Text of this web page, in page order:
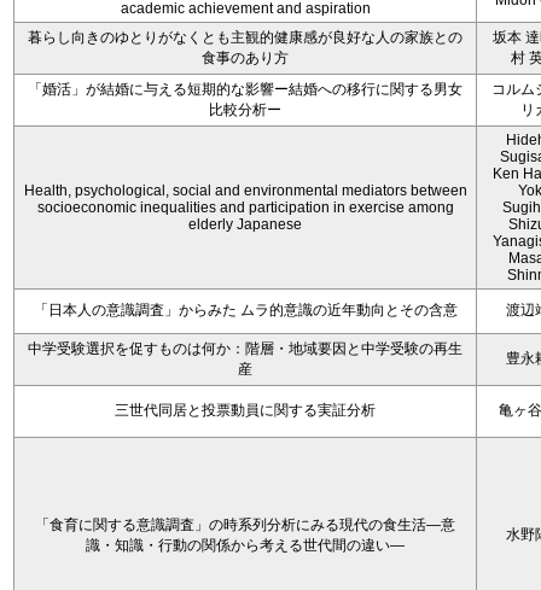
academic achievement and aspiration
暮らし向きのゆとりがなくとも主観的健康感が良好な人の家族との
食事のあり方
坂本
村
「婚活」が結婚に与える短期的な影響ー結婚への移行に関する男女
比較分析ー
コルム
リ
Health, psychological, social and environmental mediators between
socioeconomic inequalities and participation in exercise among
elderly Japanese
Ken
「日本人の意識調査」からみた ムラ的意識の近年動向とその含意 渡辺
中学受験選択を促すものは何か：階層・地域要因と中学受験の再生
産
豊永
三世代同居と投票動員に関する実証分析 亀ヶ
「食育に関する意識調査」の時系列分析にみる現代の食生活―意
識・知識・行動の関係から考える世代間の違い―
水野